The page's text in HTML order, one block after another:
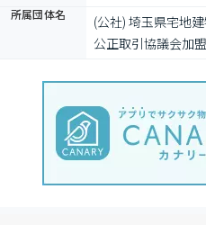
所属団体名
(公社) 埼玉県宅地
公正取引協議会加盟